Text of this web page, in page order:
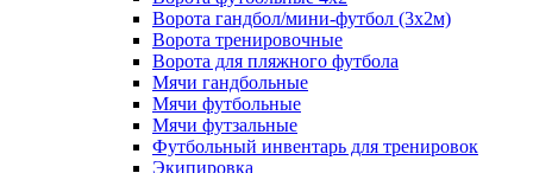
Ворота гандбол/мини-футбол (3х2м)
Ворота тренировочные
Ворота для пляжного футбола
Мячи гандбольные
Мячи футбольные
Мячи футзальные
Футбольный инвентарь для тренировок
Экипировка